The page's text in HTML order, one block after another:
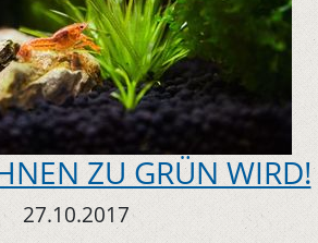
ZU GRÜN WIRD!
27.10.2017